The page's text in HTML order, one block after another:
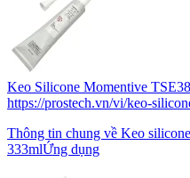
Keo Silicone Momentive
https://prostech.vn/vi/keo-
Thông tin chung về Keo
333mlỨng dụng